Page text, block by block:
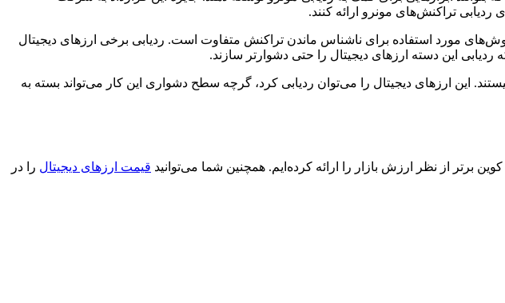
مورد استفاده برای ناشناس ماندن تراکنش متفاوت است. ردیابی برخی ارزهای دیجیتال
این دسته ارزهای دیجیتال را حتی دشوارتر سازند.
این ارزهای دیجیتال را می‌توان ردیابی کرد، گرچه سطح دشواری این کار می‌تواند بسته به
قیمت ارزهای دیجیتال را در